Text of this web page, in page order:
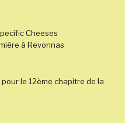
Cheeses
à Revonnas
le 12ème chapitre de la